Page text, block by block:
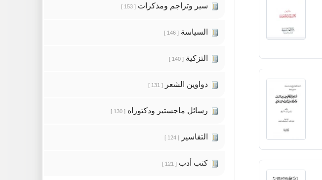
سير وتراجم ومذكرات [ 153 ]
السياسة [ 146 ]
التزكية [ 140 ]
دواوين الشعر [ 131 ]
رسائل ماجستير ودكتوراه [ 130 ]
التفاسير [ 124 ]
كتب أدب [ 121 ]